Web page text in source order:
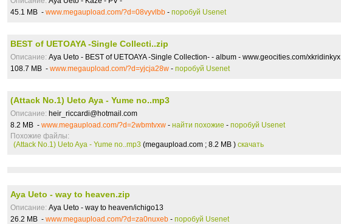
45.1 MB - www.megaupload.com/?d=08vyvlbb - поробуй Usenet
BEST of UETOAYA -Single Collecti..zip
Описание: Aya Ueto - BEST of UETOAYA -Single Collection- - album - www.geocities.com/xkridinkyx
108.7 MB - www.megaupload.com/?d=yjcja28w - поробуй Usenet
(Attack No.1) Ueto Aya - Yume no..mp3
Описание: heir_riccardi@hotmail.com
8.2 MB - www.megaupload.com/?d=2wbmtvxw - найти похожие - поробуй Usenet
Похожие файлы:
(Attack No.1) Ueto Aya - Yume no..mp3 (megaupload.com ; 8.2 MB ) скачать
Aya Ueto - way to heaven.zip
Описание: Aya Ueto - way to heaven/ichigo13
26.2 MB - www.megaupload.com/?d=za0nuxeb - поробуй Usenet